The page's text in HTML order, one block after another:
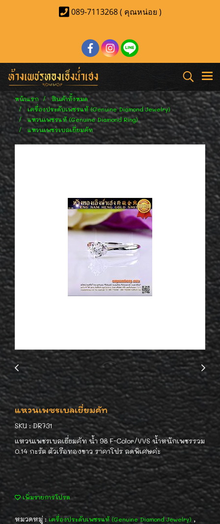
089-7113268 ( คุณหน่อย )
หน้าแรก
สินค้าทั้งหมด
เครื่องประดับเพชรแท้ (Genuine Diamond Jewelry)
แหวนเพชรแท้ (Genuine Diamond Ring)
แหวนเพชรเบลเยี่ยมคัท
แหวนเพชรเบลเยี่ยมคัท
SKU : DR731
แหวนเพชรเบลเยี่ยมคัท น้ำ 98 F-Color/VVS น้ำหนักเพชรรวม
0.14 กะรัต ตัวเรือทองขาว ราคาโปร ลดพิเศษค่ะ
เพิ่มรายการโปรด
หมวดหมู่ : เครื่องประดับเพชรแท้ (Genuine Diamond Jewelry) ,